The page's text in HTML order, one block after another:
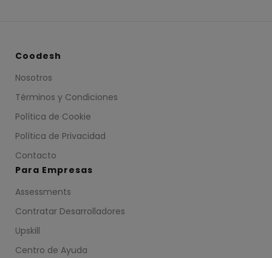
Coodesh
Nosotros
Términos y Condiciones
Política de Cookie
Política de Privacidad
Contacto
Para Empresas
Assessments
Contratar Desarrolladores
Upskill
Centro de Ayuda